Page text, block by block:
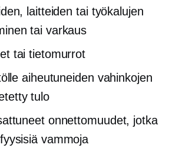
laitteiden tai työkalujen
tai varkaus
tai tietomurrot
aiheutuneiden vahinkojen
tulo
onnettomuudet, jotka
vammoja